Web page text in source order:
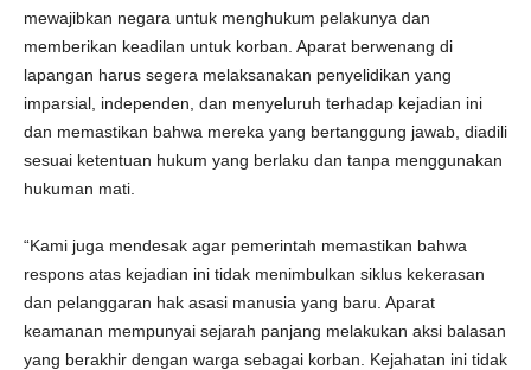
mewajibkan negara untuk menghukum pelakunya dan
memberikan keadilan untuk korban. Aparat berwenang di
lapangan harus segera melaksanakan penyelidikan yang
imparsial, independen, dan menyeluruh terhadap kejadian ini
dan memastikan bahwa mereka yang bertanggung jawab, diadili
sesuai ketentuan hukum yang berlaku dan tanpa menggunakan
hukuman mati.
“Kami juga mendesak agar pemerintah memastikan bahwa
respons atas kejadian ini tidak menimbulkan siklus kekerasan
dan pelanggaran hak asasi manusia yang baru. Aparat
keamanan mempunyai sejarah panjang melakukan aksi balasan
yang berakhir dengan warga sebagai korban. Kejahatan ini tidak